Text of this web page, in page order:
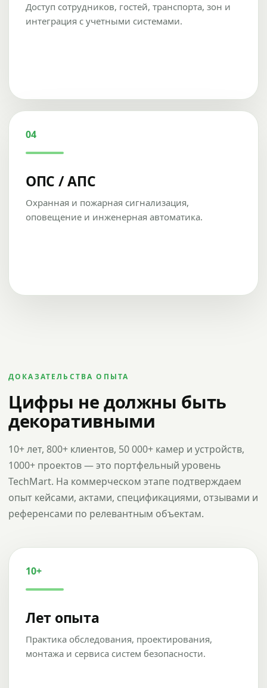
Доступ сотрудников, гостей, транспорта, зон и
интеграция с учетными системами.
04
ОПС / АПС
Охранная и пожарная сигнализация,
оповещение и инженерная автоматика.
ДОКАЗАТЕЛЬСТВА ОПЫТА
Цифры не должны быть
декоративными
10+ лет, 800+ клиентов, 50 000+ камер и устройств,
1000+ проектов — это портфельный уровень
TechMart. На коммерческом этапе подтверждаем
опыт кейсами, актами, спецификациями, отзывами и
референсами по релевантным объектам.
10+
Лет опыта
Практика обследования, проектирования,
монтажа и сервиса систем безопасности.